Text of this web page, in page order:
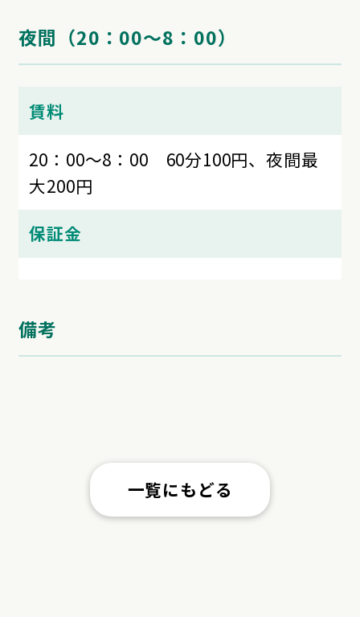
夜間（20：00～8：00）
賃料
20：00～8：00 60分100円、夜間最
大200円
保証金
備考
一覧にもどる